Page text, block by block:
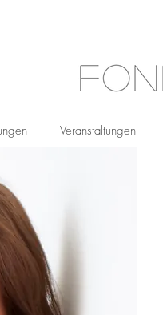
Veranstaltungen